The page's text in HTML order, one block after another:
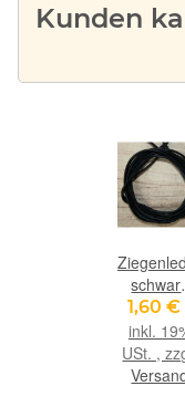
Kunden
(fein-
weich),
1,4
1,60 €
inkl.
USt. ,